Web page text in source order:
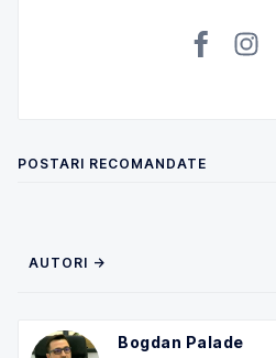
POSTARI RECOMANDATE
AUTORI →
Bogdan Palade